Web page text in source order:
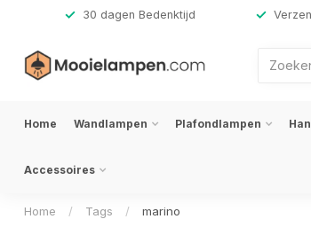
30 dagen Bedenktijd
Home Wandlampen Plafondlampen
Accessoires
Home / Tags / marino